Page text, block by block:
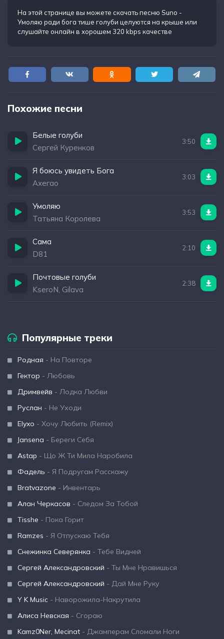
На этой странице вы можете скачать песню Suno -
Умоляю ради бога тише голуби целуются на крыше или
слушайте онлайн в хорошем 320 kbps качестве
Похожие песни
Белые голуби
Сергей Куренков
3:50
Я боюсь увидеть Бога
Ахегао
3:03
Умоляю
Татьяна Королева
3:53
Сама
D81
2:10
Почтовые голуби
KseroN, Gilava
2:38
Популярные треки
Родная - На Повторе
Гектор - Любовь
Дримвейв - Лодка Любви
Руслан - Не Уходи
Elyxo - Хочу Любить (Remix)
Jansena - Береги Себя
Astap - Що Ж Ти Мила Наробила
Фадель - Я Подругам Расскажу
Bratvazone - Инвентарь
Алан Черкасов - Следом За Тобой
Tisshe - Пока Горит
Ramzes - Я Отпускаю Тебя
Снежинка Северянка - Тебе Видней
Сергей Александровский - Ты Мне Нравишься
Сергей Александровский - Дай Мне Руку
Y K Music - Наворожила-Накрутила
Алиса Невская - Сгораю
Kamz0Ner, Mecinat - Джамперам Сломали Ноги